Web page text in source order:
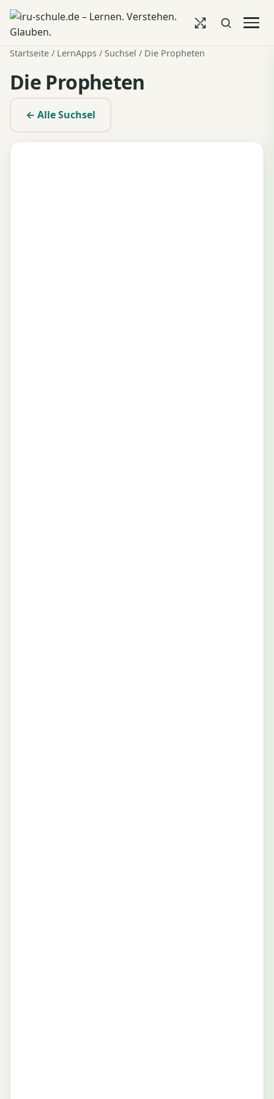
Startseite / LernApps / Suchsel / Die Propheten
Die Propheten
← Alle Suchsel